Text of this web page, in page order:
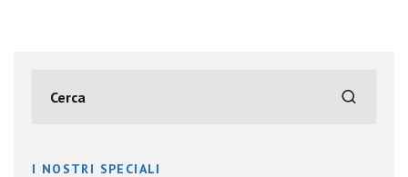
I NOSTRI SPECIALI